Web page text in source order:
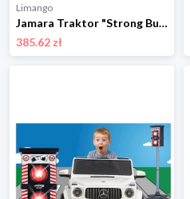
Limango
Jamara Traktor "Strong Bull" w kolorze zielonym - 3+ rozmiar: onesize
385.62 zł